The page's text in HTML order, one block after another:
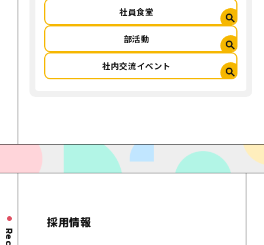
社員食堂
部活動
社内交流イベント
採用情報